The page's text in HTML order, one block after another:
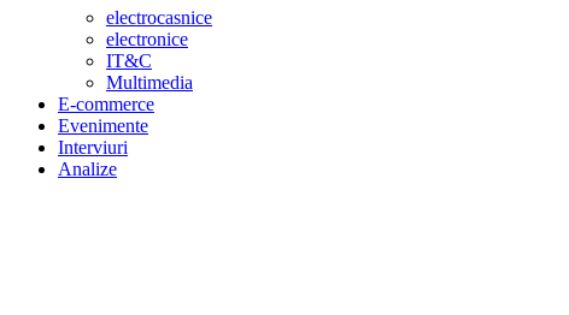
electrocasnice
electronice
IT&C
Multimedia
E-commerce
Evenimente
Interviuri
Analize